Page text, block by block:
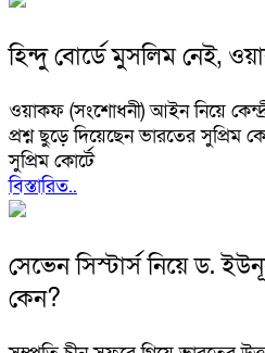
হিন্দু বোর্ডে মুসলিম নেই,
ওয়াকফ (সংশোধনী) আইন নিয়ে
প্রশ্ন ছুড়ে দিয়েছেন ভারতের
সুপ্রিম কোর্টে
বিস্তারিত..
সেভেন সিস্টার্স নিয়ে ড.
কেন?